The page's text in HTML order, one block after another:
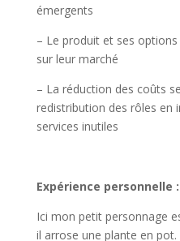
émergents
– Le produit et ses
sur leur marché
– La réduction des coûts
redistribution des rôles en
services inutiles
Expérience personnelle :
Ici mon petit personnage
il arrose une plante en